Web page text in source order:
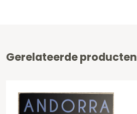
Gerelateerde producten